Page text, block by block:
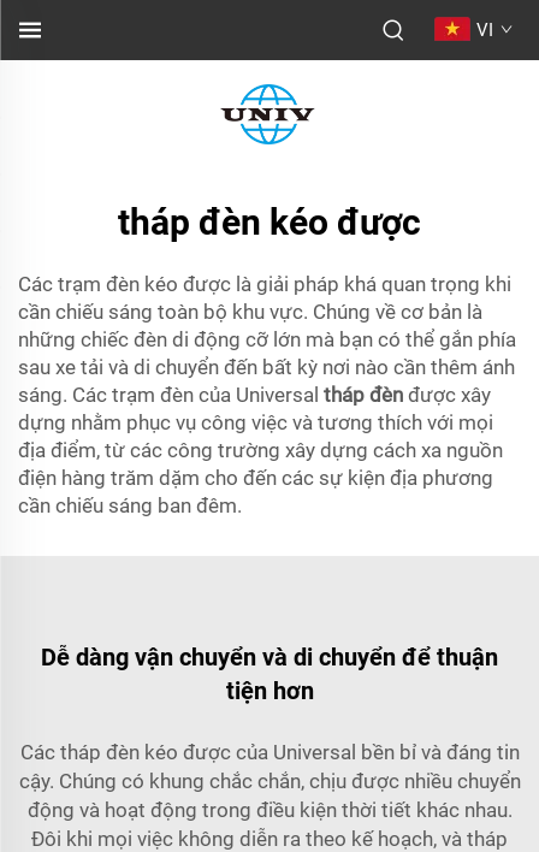
VI
tháp đèn kéo được
Các trạm đèn kéo được là giải pháp khá quan trọng khi
cần chiếu sáng toàn bộ khu vực. Chúng về cơ bản là
những chiếc đèn di động cỡ lớn mà bạn có thể gắn phía
sau xe tải và di chuyển đến bất kỳ nơi nào cần thêm ánh
sáng. Các trạm đèn của Universal tháp đèn được xây
dựng nhằm phục vụ công việc và tương thích với mọi
địa điểm, từ các công trường xây dựng cách xa nguồn
điện hàng trăm dặm cho đến các sự kiện địa phương
cần chiếu sáng ban đêm.
Dễ dàng vận chuyển và di chuyển để thuận
tiện hơn
Các tháp đèn kéo được của Universal bền bỉ và đáng tin
cậy. Chúng có khung chắc chắn, chịu được nhiều chuyển
động và hoạt động trong điều kiện thời tiết khác nhau.
Đôi khi mọi việc không diễn ra theo kế hoạch, và tháp